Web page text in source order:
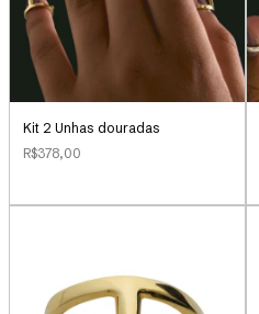
Kit 2 Unhas douradas
R$378,00